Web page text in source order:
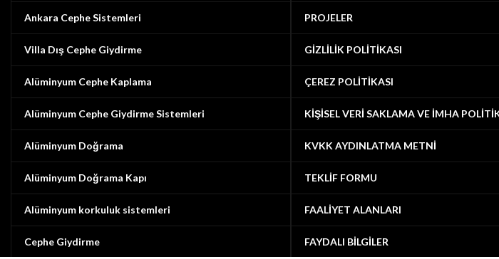
Ankara Cephe Sistemleri
Villa Dış Cephe Giydirme
Alüminyum Cephe Kaplama
Alüminyum Cephe Giydirme Sistemleri
Alüminyum Doğrama
Alüminyum Doğrama Kapı
Alüminyum korkuluk sistemleri
Cephe Giydirme
PROJELER
GİZLİLİK POLİTİKASI
ÇEREZ POLİTİKASI
KİŞİSEL VERİ SAKLAMA VE İMHA
KVKK AYDINLATMA METNİ
TEKLİF FORMU
FAALİYET ALANLARI
FAYDALI BİLGİLER